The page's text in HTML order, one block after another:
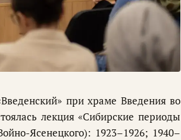
при храме Введения во
лекция «Сибирские периоды
Ясенецкого): 1923–1926; 1940–